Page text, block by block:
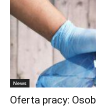
News
Oferta pracy: